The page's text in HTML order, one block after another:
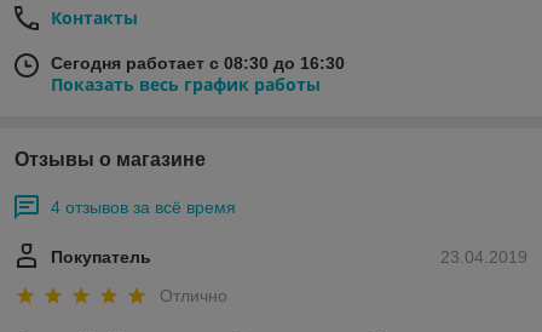
Контакты
Сегодня работает с 08:30 до 16:30
Показать весь график работы
Отзывы о магазине
4 отзывов за всё время
23.04.2019
Покупатель
Отлично